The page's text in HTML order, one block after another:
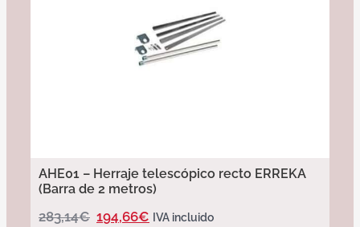
AHE01 – Herraje telescópico recto ERREKA
(Barra de 2 metros)
283,14€ 194,66€ IVA incluido